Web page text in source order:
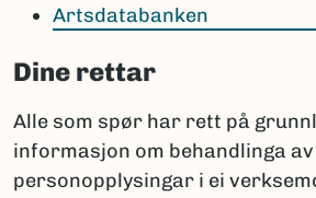
Artsdatabanken
Dine rettar
Alle som spør har rett på
informasjon om behandlinga av
personopplysingar i ei